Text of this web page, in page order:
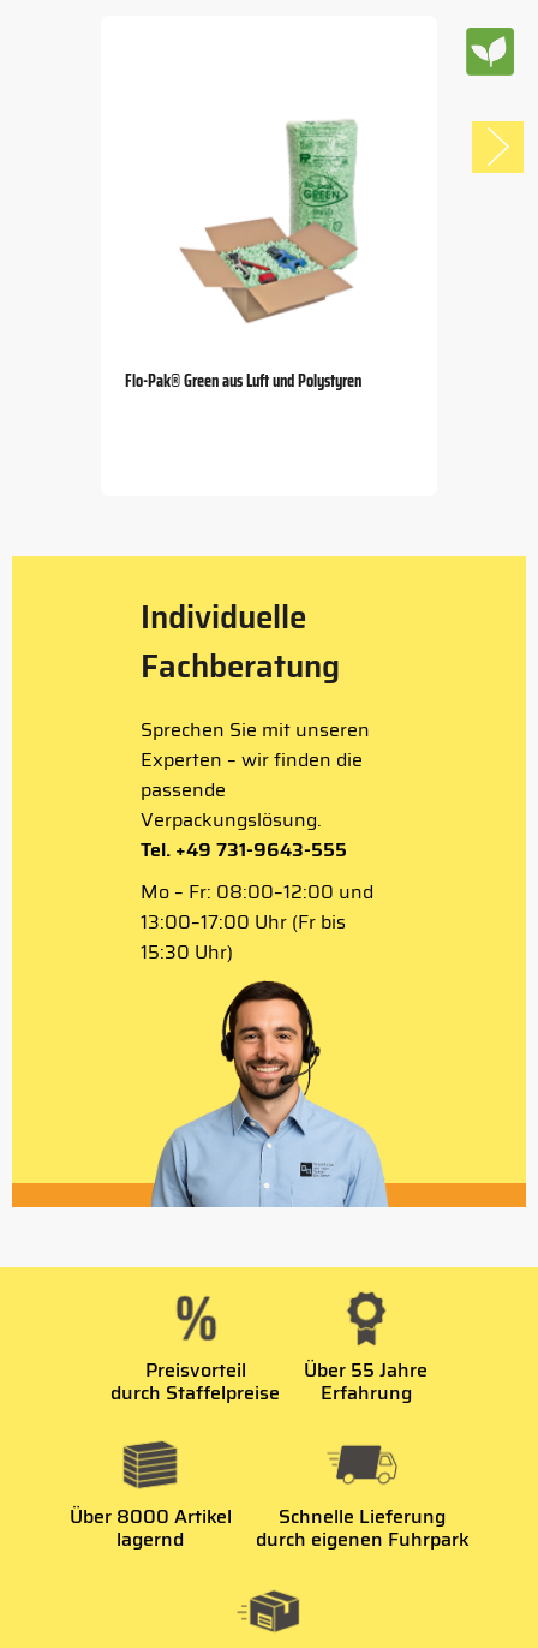
Flo-Pak® Green aus Luft und Polystyren
Individuelle
Fachberatung
Sprechen Sie mit unseren
Experten – wir finden die
passende
Verpackungslösung.
Tel. +49 731-9643-555
Mo – Fr: 08:00–12:00 und
13:00–17:00 Uhr (Fr bis
15:30 Uhr)
Preisvorteil
durch Staffelpreise
Über 55 Jahre
Erfahrung
Über 8000 Artikel
lagernd
Schnelle Lieferung
durch eigenen Fuhrpark